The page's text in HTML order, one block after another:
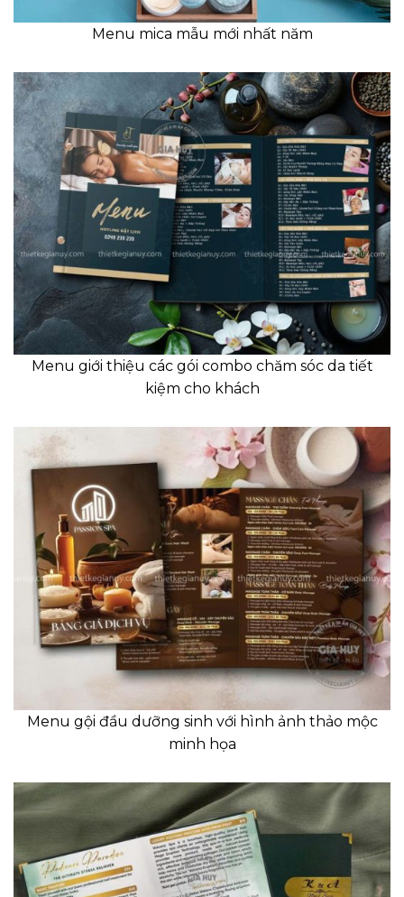
Menu mica mẫu mới nhất năm
Menu giới thiệu các gói combo chăm sóc da tiết
kiệm cho khách
Menu gội đầu dưỡng sinh với hình ảnh thảo mộc
minh họa